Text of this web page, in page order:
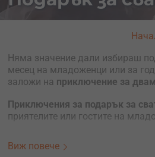
Няма значение дали избираш
месец на младоженци или за
заложи на приключение за
Приключения за подарък за
приятелите или гостите на
круиз с ветроходна яхта
Виж повече